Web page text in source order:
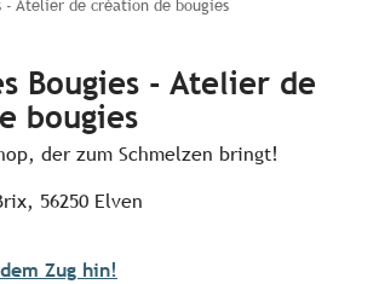
- Atelier de création de bougies
Bougies - Atelier de
bougies
der zum Schmelzen bringt!
56250 Elven
Zug hin!